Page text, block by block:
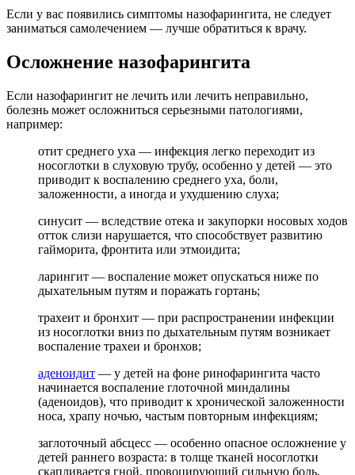
Если у вас появились симптомы назофарингита, не следует
заниматься самолечением — лучше обратиться к врачу.
Осложнение назофарингита
Если назофарингит не лечить или лечить неправильно,
болезнь может осложниться серьезными патологиями,
например:
отит среднего уха — инфекция легко переходит из
носоглотки в слуховую трубу, особенно у детей — это
приводит к воспалению среднего уха, боли,
заложенности, а иногда и ухудшению слуха;
синусит — вследствие отека и закупорки носовых ходов
отток слизи нарушается, что способствует развитию
гайморита, фронтита или этмоидита;
ларингит — воспаление может опускаться ниже по
дыхательным путям и поражать гортань;
трахеит и бронхит — при распространении инфекции
из носоглотки вниз по дыхательным путям возникает
воспаление трахеи и бронхов;
аденоидит — у детей на фоне ринофарингита часто
начинается воспаление глоточной миндалины
(аденоидов), что приводит к хронической заложенности
носа, храпу ночью, частым повторным инфекциям;
заглоточный абсцесс — особенно опасное осложнение у
детей раннего возраста: в толще тканей носоглотки
скапливается гной, провоцирующий сильную боль,